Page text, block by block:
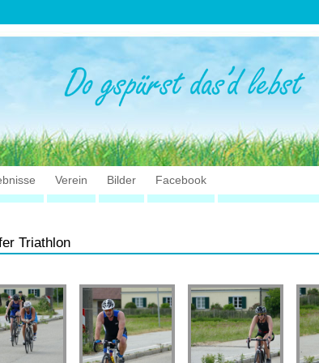
Verein Bilder Facebook
Triathlon